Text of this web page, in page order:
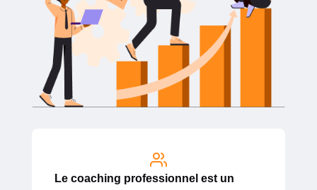
Le coaching professionnel est un